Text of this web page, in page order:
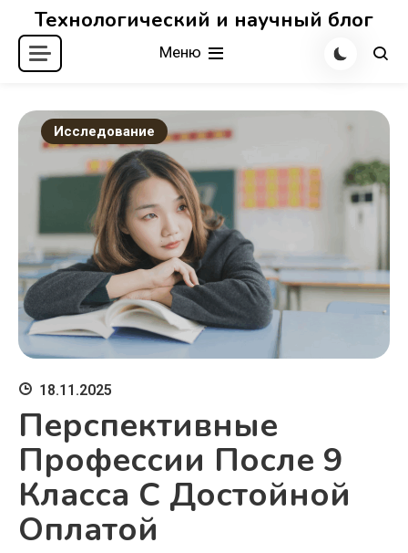
Перейти
содержимому
Технологический и научный блог
Меню
Исследование
18.11.2025
Перспективные
Профессии После 9
Класса С Достойной
Оплатой